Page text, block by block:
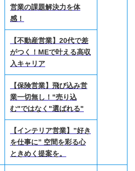
営業の課題解決力を体
感！
【不動産営業】20代で差
がつく！MEで叶える高収
入キャリア
【保険営業】飛び込み営
業一切無し！"売り込
む"ではなく"選ばれる"
【インテリア営業】”好き
を仕事に” 空間を彩る心
ときめく提案を。